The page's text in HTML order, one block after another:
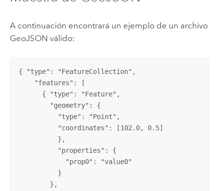
A continuación encontrará un ejemplo de un archivo
GeoJSON válido:
{ "type": "FeatureCollection",
    "features": [
      { "type": "Feature",
        "geometry": {
          "type": "Point",
          "coordinates": [102.0, 0.5]
          },
          "properties": {
            "prop0": "value0"
          }
        },